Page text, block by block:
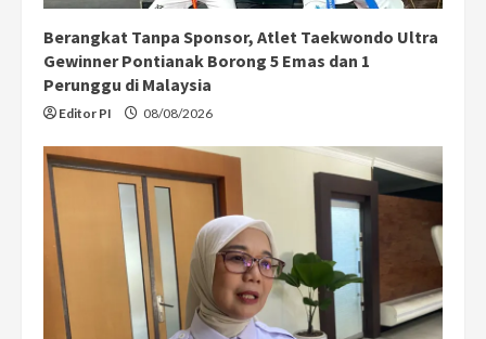
Berangkat Tanpa Sponsor, Atlet Taekwondo Ultra
Gewinner Pontianak Borong 5 Emas dan 1
Perunggu di Malaysia
Editor PI 08/08/2026